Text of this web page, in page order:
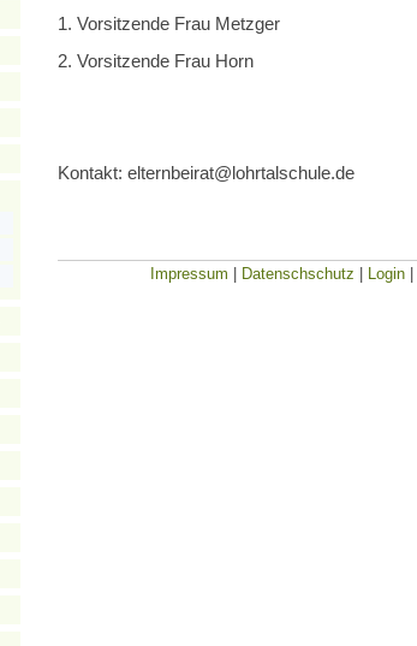
1. Vorsitzende Frau Metzger
2. Vorsitzende Frau Horn
Kontakt: elternbeirat@lohrtalschule.de
Impressum Datenschschutz Login